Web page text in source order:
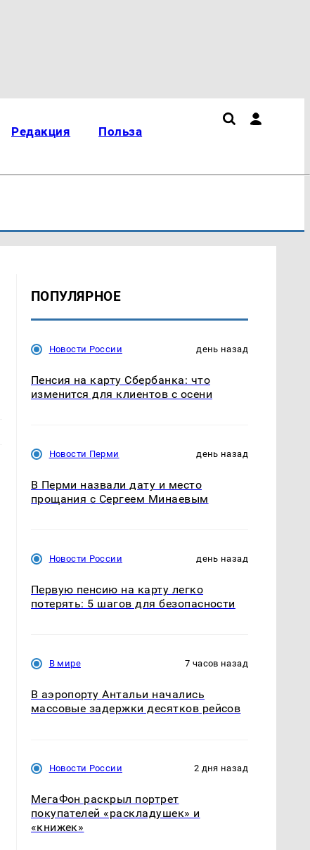
Редакция Польза
ПОПУЛЯРНОЕ
Новости России день назад
Пенсия на карту Сбербанка: что
изменится для клиентов с осени
Новости Перми день назад
В Перми назвали дату и место
прощания с Сергеем Минаевым
Новости России день назад
Первую пенсию на карту легко
потерять: 5 шагов для безопасности
В мире 7 часов назад
В аэропорту Антальи начались
массовые задержки десятков рейсов
Новости России 2 дня назад
МегаФон раскрыл портрет
покупателей «раскладушек» и
«книжек»